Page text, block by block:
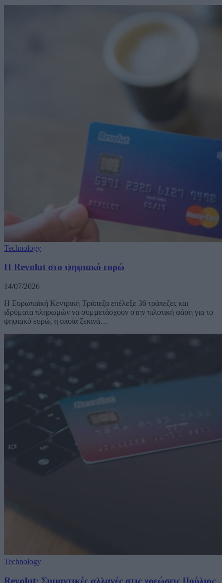
Technology
Η Revolut στο ψηφιακό ευρώ
14/07/2026
Η Ευρωπαϊκή Κεντρική Τράπεζα επέλεξε 36 τράπεζες και
ιδρύματα πληρωμών να συμμετάσχουν στην πιλοτική φάση για το
ψηφιακό ευρώ, η οποία ξεκινά…
Technology
Revolut: Σημαντικές αλλαγές στις χρεώσεις [Ιούλιος